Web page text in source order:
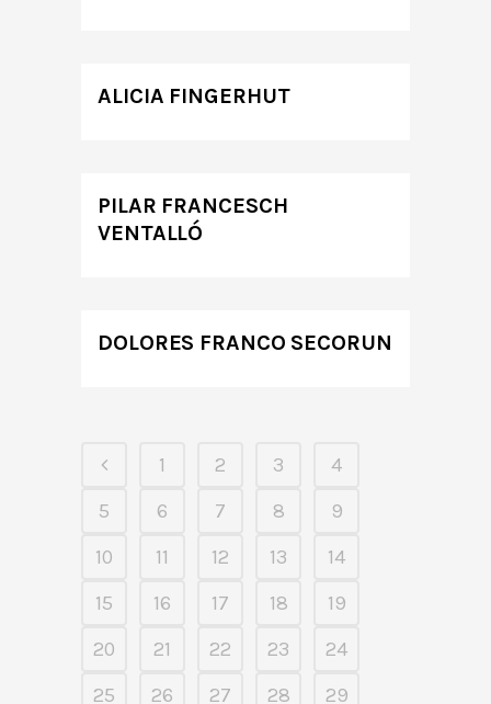
ALICIA FINGERHUT
PILAR FRANCESCH
VENTALLÓ
DOLORES FRANCO SECORUN
1 2 3
4
5
6 7 8
9
10
11 12 13
14
15
16 17 18
19
20
21 22 23
24
25
26 27 28
29